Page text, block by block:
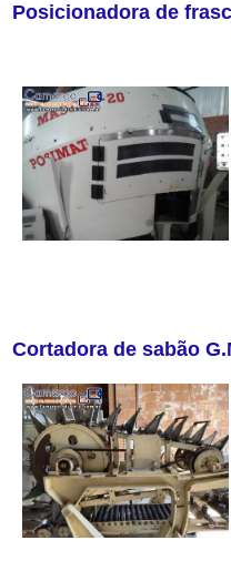
Posicionadora de
Cortadora de sabão